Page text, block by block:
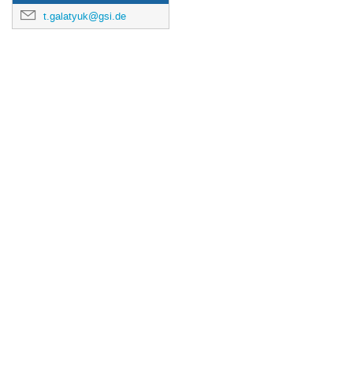
t.galatyuk@gsi.de